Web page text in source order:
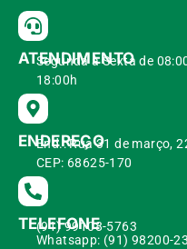
ATENDIMENTO
Segunda à Sexta de
18:00h
ENDEREÇO
End.: Rua 31 de março,
CEP: 68625-170
TELEFONE
(91) 99108-5763
Whatsapp: (91) 98200-